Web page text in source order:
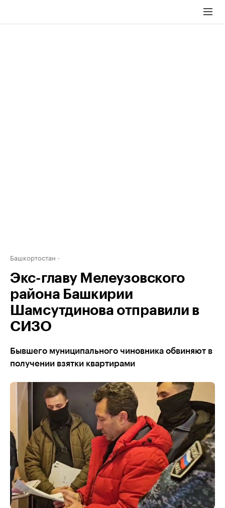
Башкортостан
Экс-главу Мелеузовского
района Башкирии
Шамсутдинова отправили в
СИЗО
Бывшего муниципального чиновника обвиняют в
получении взятки квартирами